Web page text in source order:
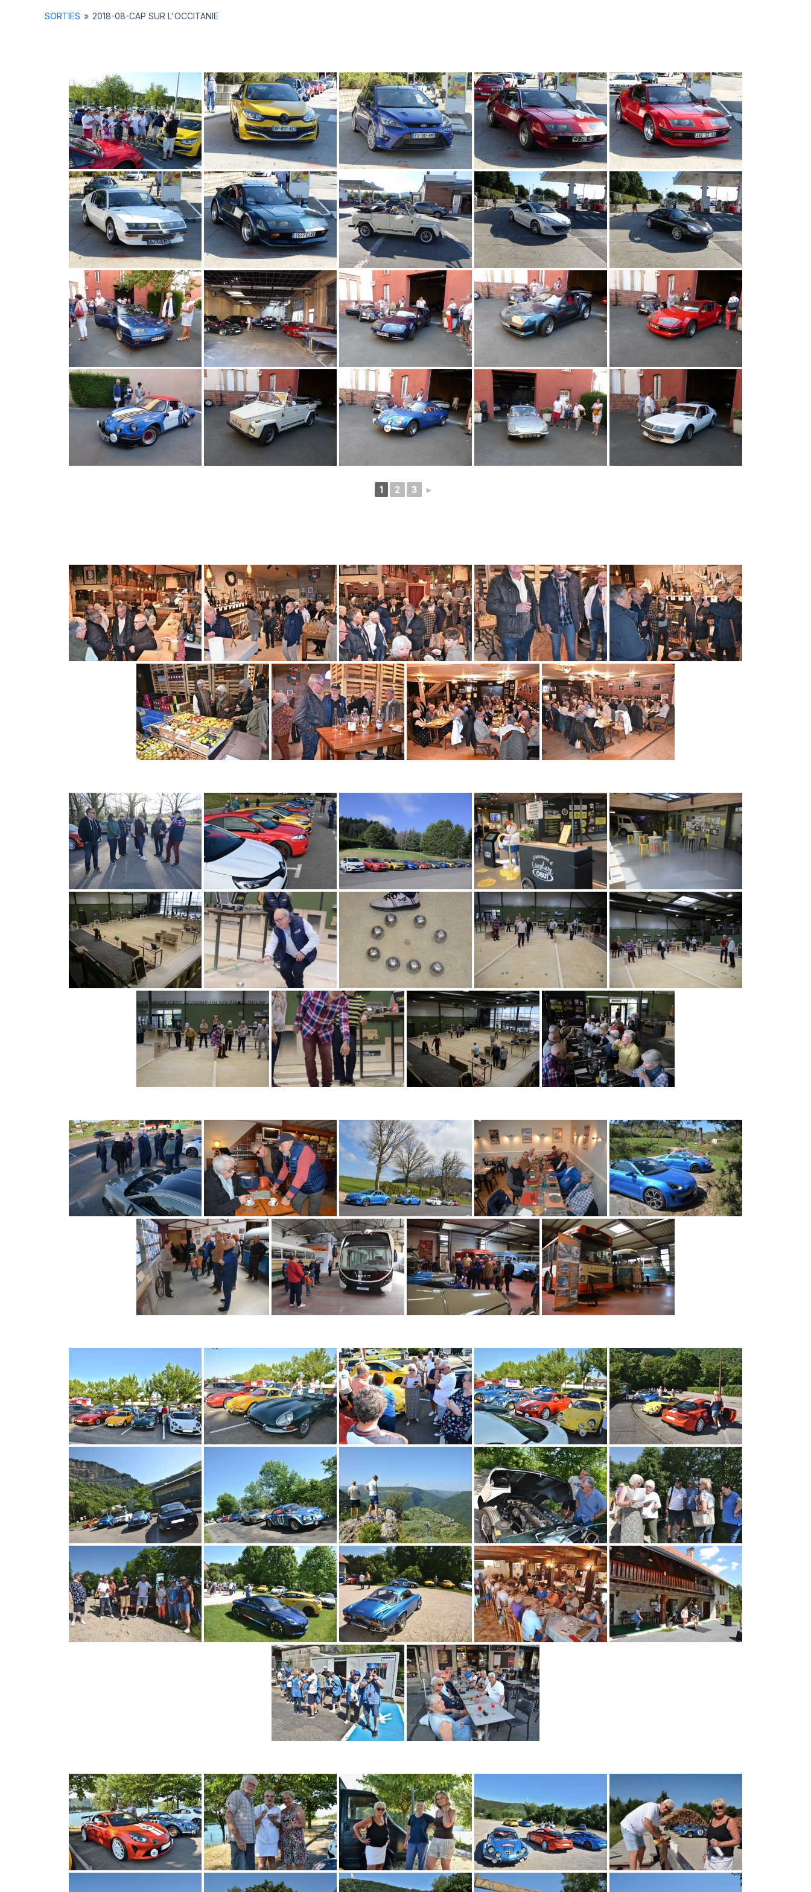
SORTIES » 2018-08-CAP SUR L'OCCITANIE
1 2 3 ►